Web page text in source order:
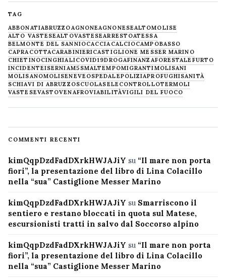
TAG
ABBONATIABRUZZOAGNONEAGNONESEALTOMOLISE
ALTO VASTESEALTOVASTESEARRESTOATESSA
BELMONTE DEL SANNIOCACCIACALCIOCAMPOBASSO
CAPRACOTTACARABINIERICASTIGLIONE MESSER MARINO
CHIETINOCINGHIALICOVID19DROGAFINANZAFORESTALE FURTO
INCIDENTEISERNIAM5SMALTEMPOMIGRANTIMOLISANI
MOLISANOMOLISENEVE OSPEDALEPOLIZIAPROFUGHISANITÀ
SCHIAVI DI ABRUZZOSCUOLASELECONTROLLOTERMOLI
VASTESEVASTOVENAFROVIABILITÀVIGILI DEL FUOCO
COMMENTI RECENTI
kimQqpDzdFadDXrkHWJAJiY su “Il mare non porta
fiori”, la presentazione del libro di Lina Colacillo
nella “sua” Castiglione Messer Marino
kimQqpDzdFadDXrkHWJAJiY su Smarriscono il
sentiero e restano bloccati in quota sul Matese,
escursionisti tratti in salvo dal Soccorso alpino
kimQqpDzdFadDXrkHWJAJiY su “Il mare non porta
fiori”, la presentazione del libro di Lina Colacillo
nella “sua” Castiglione Messer Marino